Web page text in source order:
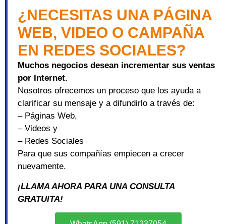
¿NECESITAS UNA PÁGINA
WEB, VIDEO O CAMPAÑA
EN REDES SOCIALES?
Muchos negocios desean incrementar sus ventas
por Internet.
Nosotros ofrecemos un proceso que los ayuda a
clarificar su mensaje y a difundirlo a través de:
– Páginas Web,
– Videos y
– Redes Sociales
Para que sus compañías empiecen a crecer
nuevamente.
¡LLAMA AHORA PARA UNA CONSULTA
GRATUITA!